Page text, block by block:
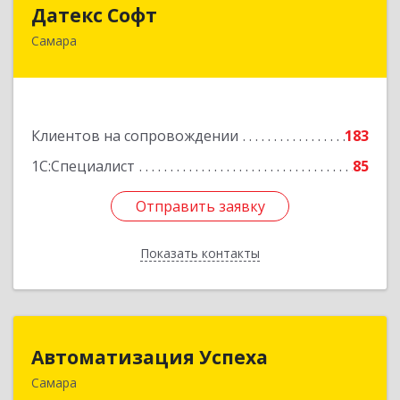
Датекс Софт
Самара
Клиентов на сопровождении
183
1С:Специалист
85
Отправить заявку
Показать контакты
443070, Самарская обл, Самара г, Партизанская
Отправить заявку
Назад
Автоматизация Успеха
Самара